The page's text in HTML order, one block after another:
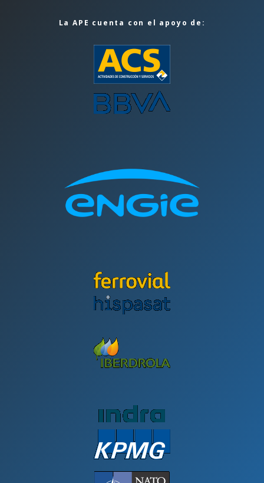
La APE cuenta con el apoyo de: